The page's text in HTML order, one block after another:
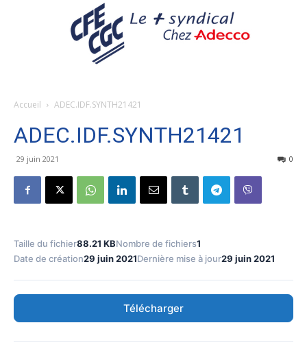
Accueil ADEC.IDF.SYNTH21421
ADEC.IDF.SYNTH21421
29 juin 2021 0
Taille du fichier88.21 KBNombre de fichiers1
Date de création29 juin 2021Dernière mise à jour29 juin 2021
Télécharger